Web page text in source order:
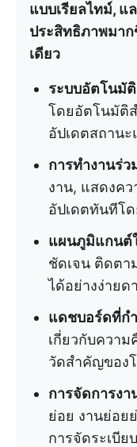
แบบเรียลไทม์, แ
ประสิทธิภาพมา
เดียว
ระบบอัตโนมัติ
โดยอัตโนมัติ
อัปเดตสถาน
การทำงานร่
งาน, แสดงค
อัปเดตทันทีโ
แผนภูมิแกนต์
ชัดเจน ติดตา
ได้อย่างง่ายด
แดชบอร์ดที่ก
เกี่ยวกับควา
วัดสำคัญของ
การจัดการงา
ย่อย งานย่อย
การจัดระเบี